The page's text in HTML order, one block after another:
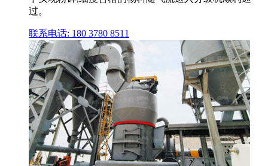
过。
联系电话: 180 3780 8511